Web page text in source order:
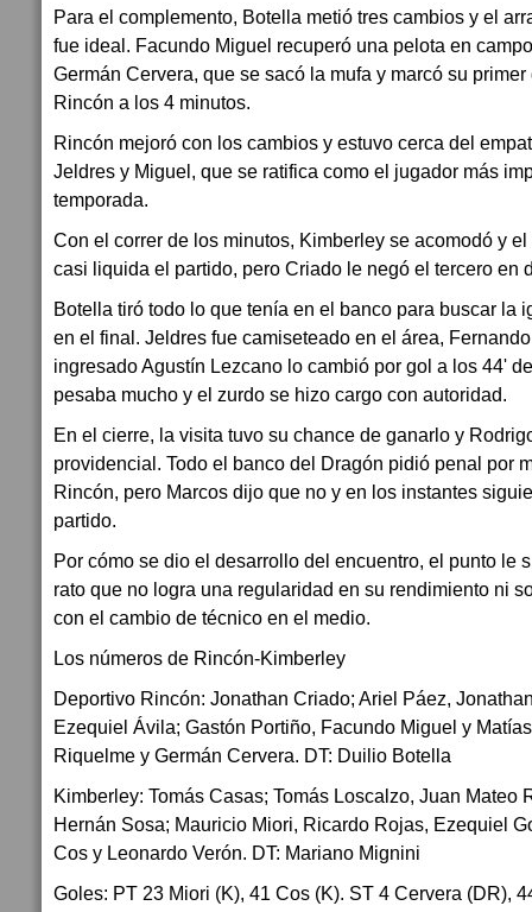
Para el complemento, Botella metió tres cambios y el
fue ideal. Facundo Miguel recuperó una pelota en
Germán Cervera, que se sacó la mufa y marcó su
Rincón a los 4 minutos.
Rincón mejoró con los cambios y estuvo cerca del
Jeldres y Miguel, que se ratifica como el jugador más
temporada.
Con el correr de los minutos, Kimberley se acomodó y
casi liquida el partido, pero Criado le negó el tercero en
Botella tiró todo lo que tenía en el banco para buscar la
en el final. Jeldres fue camiseteado en el área,
ingresado Agustín Lezcano lo cambió por gol a los 44'
pesaba mucho y el zurdo se hizo cargo con autoridad.
En el cierre, la visita tuvo su chance de ganarlo y
providencial. Todo el banco del Dragón pidió penal por
Rincón, pero Marcos dijo que no y en los instantes
partido.
Por cómo se dio el desarrollo del encuentro, el punto le
rato que no logra una regularidad en su rendimiento ni
con el cambio de técnico en el medio.
Los números de Rincón-Kimberley
Deportivo Rincón: Jonathan Criado; Ariel Páez,
Ezequiel Ávila; Gastón Portiño, Facundo Miguel y
Riquelme y Germán Cervera. DT: Duilio Botella
Kimberley: Tomás Casas; Tomás Loscalzo, Juan Mateo
Hernán Sosa; Mauricio Miori, Ricardo Rojas, Ezequiel
Cos y Leonardo Verón. DT: Mariano Mignini
Goles: PT 23 Miori (K), 41 Cos (K). ST 4 Cervera (DR),